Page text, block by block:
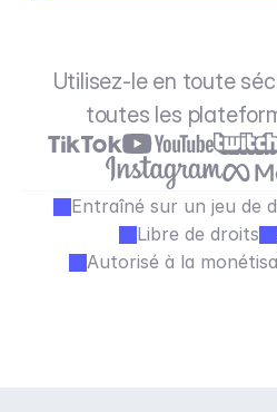
Utilisez-le en toute
toutes les
Entraîné sur un jeu de
Libre de droits
Autorisé à la